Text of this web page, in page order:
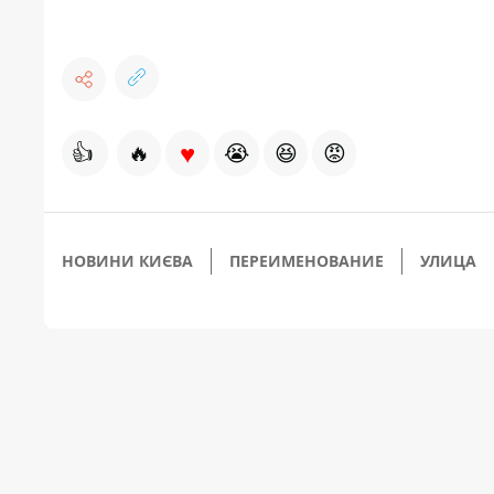
👍 🔥 ♥ 😭 😆 😡
НОВИНИ КИЄВА ПЕРЕИМЕНОВАНИЕ УЛИЦА